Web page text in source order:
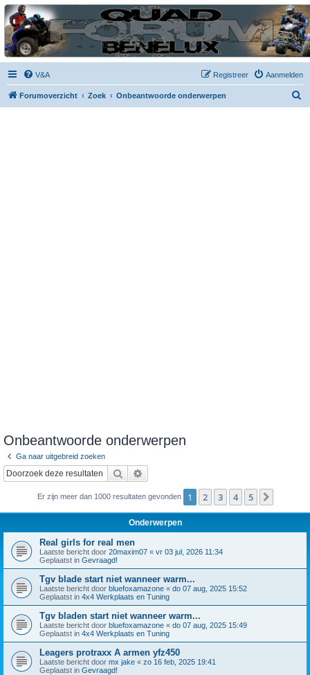
| QFB |
Hét quadforum van de Benelux
V&A Aanmelden
Registreer
Forumoverzicht Zoek Onbeantwoorde onderwerpen
Onbeantwoorde onderwerpen
Ga naar uitgebreid zoeken
Zoek
Er zijn meer dan 1000 resultaten gevonden 1 2 3 4 5
Onderwerpen
Real girls for real men
Laatste bericht door 20maxim07 « vr 03 jul, 2026 11:34
Geplaatst in Gevraagd!
Tgv blade start niet wanneer warm...
Laatste bericht door bluefoxamazone « do 07 aug, 2025 15:52
Geplaatst in 4x4 Werkplaats en Tuning
Tgv bladen start niet wanneer warm...
Laatste bericht door bluefoxamazone « do 07 aug, 2025 15:49
Geplaatst in 4x4 Werkplaats en Tuning
Leagers protraxx A armen yfz450
Laatste bericht door mx jake « zo 16 feb, 2025 19:41
Geplaatst in Gevraagd!